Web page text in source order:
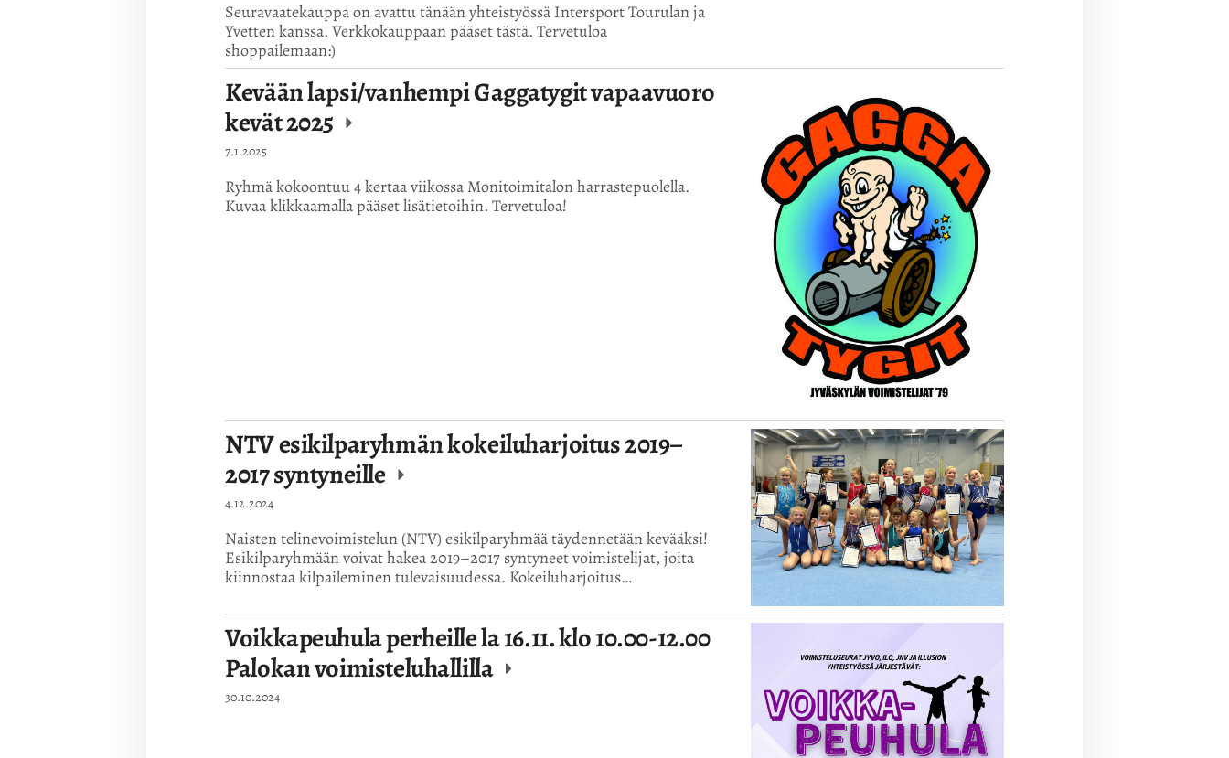
Seuravaatekauppa on avattu tänään yhteistyössä Intersport Tourulan ja
Yvetten kanssa. Verkkokauppaan pääset tästä. Tervetuloa
shoppailemaan:)
Kevään lapsi/vanhempi Gaggatygit vapaavuoro
kevät 2025
7.1.2025
Ryhmä kokoontuu 4 kertaa viikossa Monitoimitalon harrastepuolella.
Kuvaa klikkaamalla pääset lisätietoihin. Tervetuloa!
NTV esikilparyhmän kokeiluharjoitus 2019–
2017 syntyneille
4.12.2024
Naisten telinevoimistelun (NTV) esikilparyhmää täydennetään kevääksi!
Esikilparyhmään voivat hakea 2019–2017 syntyneet voimistelijat, joita
kiinnostaa kilpaileminen tulevaisuudessa. Kokeiluharjoitus…
Voikkapeuhula perheille la 16.11. klo 10.00-12.00
Palokan voimisteluhallilla
30.10.2024